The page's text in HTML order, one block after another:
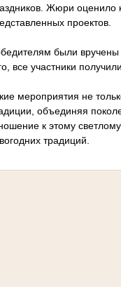
Жюри оценило
проектов.
были
все участники
мероприятия не
объединяя
к этому
традиций.